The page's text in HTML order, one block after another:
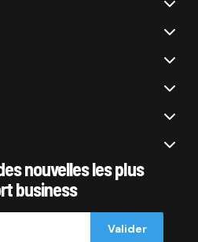
nouvelles les plus
business
Valider